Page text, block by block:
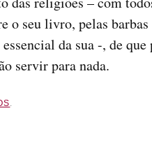
o seu livro, pelas
da sua -, de
servir para nada.
.